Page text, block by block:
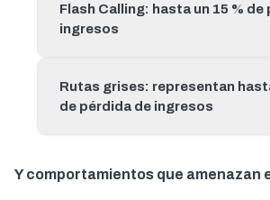
Flash Calling: hasta un 15 % de
ingresos
Rutas grises: representan
de pérdida de ingresos
Y comportamientos que amenazan